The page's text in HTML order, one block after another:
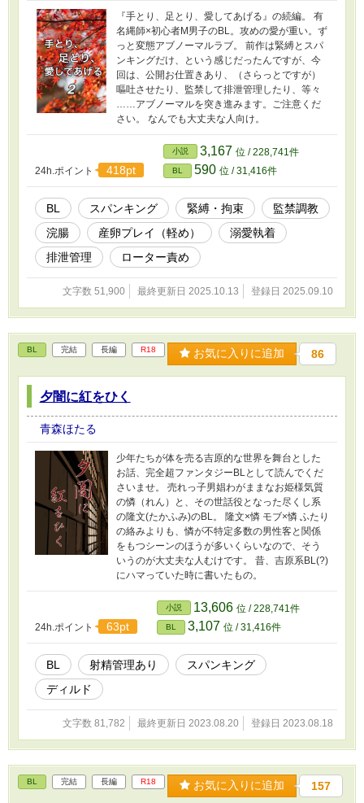
『手とり、足とり、愛してあげる』の続編。 有
名縄師×初心者M男子のBL。攻めの愛が重い。ず
っと変態アブノーマルラブ。 前作は緊縛とスパ
ンキングだけ、という感じだったんですが、今
回は、公開お仕置きあり、（さらっとですが）
嘔吐させたり、監禁して排泄管理したり、等々
……アブノーマルを突き進みます。ご注意くだ
さい。 なんでも大丈夫な人向け。
24h.ポイント 418pt
小説 3,167 位 / 228,741件
BL 590 位 / 31,416件
BL スパンキング 緊縛・拘束
監禁調教
浣腸
産卵プレイ（軽め）
溺愛執着
排泄管理
ローター責め
文字数 51,900 最終更新日 2025.10.13 登録日 2025.09.10
BL 完結 長編 R18 お気に入りに追加 86
夕闇に紅をひく
青森ほたる
少年たちが体を売る吉原的な世界を舞台とした
お話、完全超ファンタジーBLとして読んでくだ
さいませ。 売れっ子男娼わがままなお姫様気質
の憐（れん）と、その世話役となった尽くし系
の隆文(たかふみ)のBL。 隆文×憐 モブ×憐 ふたり
の絡みよりも、憐が不特定多数の男性客と関係
をもつシーンのほうが多いくらいなので、そう
いうのが大丈夫な人むけです。 昔、吉原系BL(?)
にハマっていた時に書いたもの。
24h.ポイント 63pt
小説 13,606 位 / 228,741件
BL 3,107 位 / 31,416件
BL 射精管理あり
スパンキング
ディルド
文字数 81,782 最終更新日 2023.08.20 登録日 2023.08.18
BL 完結 長編 R18 お気に入りに追加 157